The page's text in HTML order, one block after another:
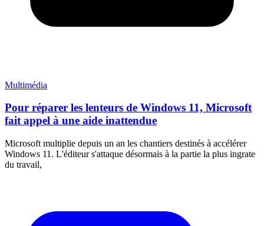
Multimédia
Pour réparer les lenteurs de Windows 11, Microsoft
fait appel à une aide inattendue
Microsoft multiplie depuis un an les chantiers destinés à accélérer
Windows 11. L'éditeur s'attaque désormais à la partie la plus ingrate
du travail,